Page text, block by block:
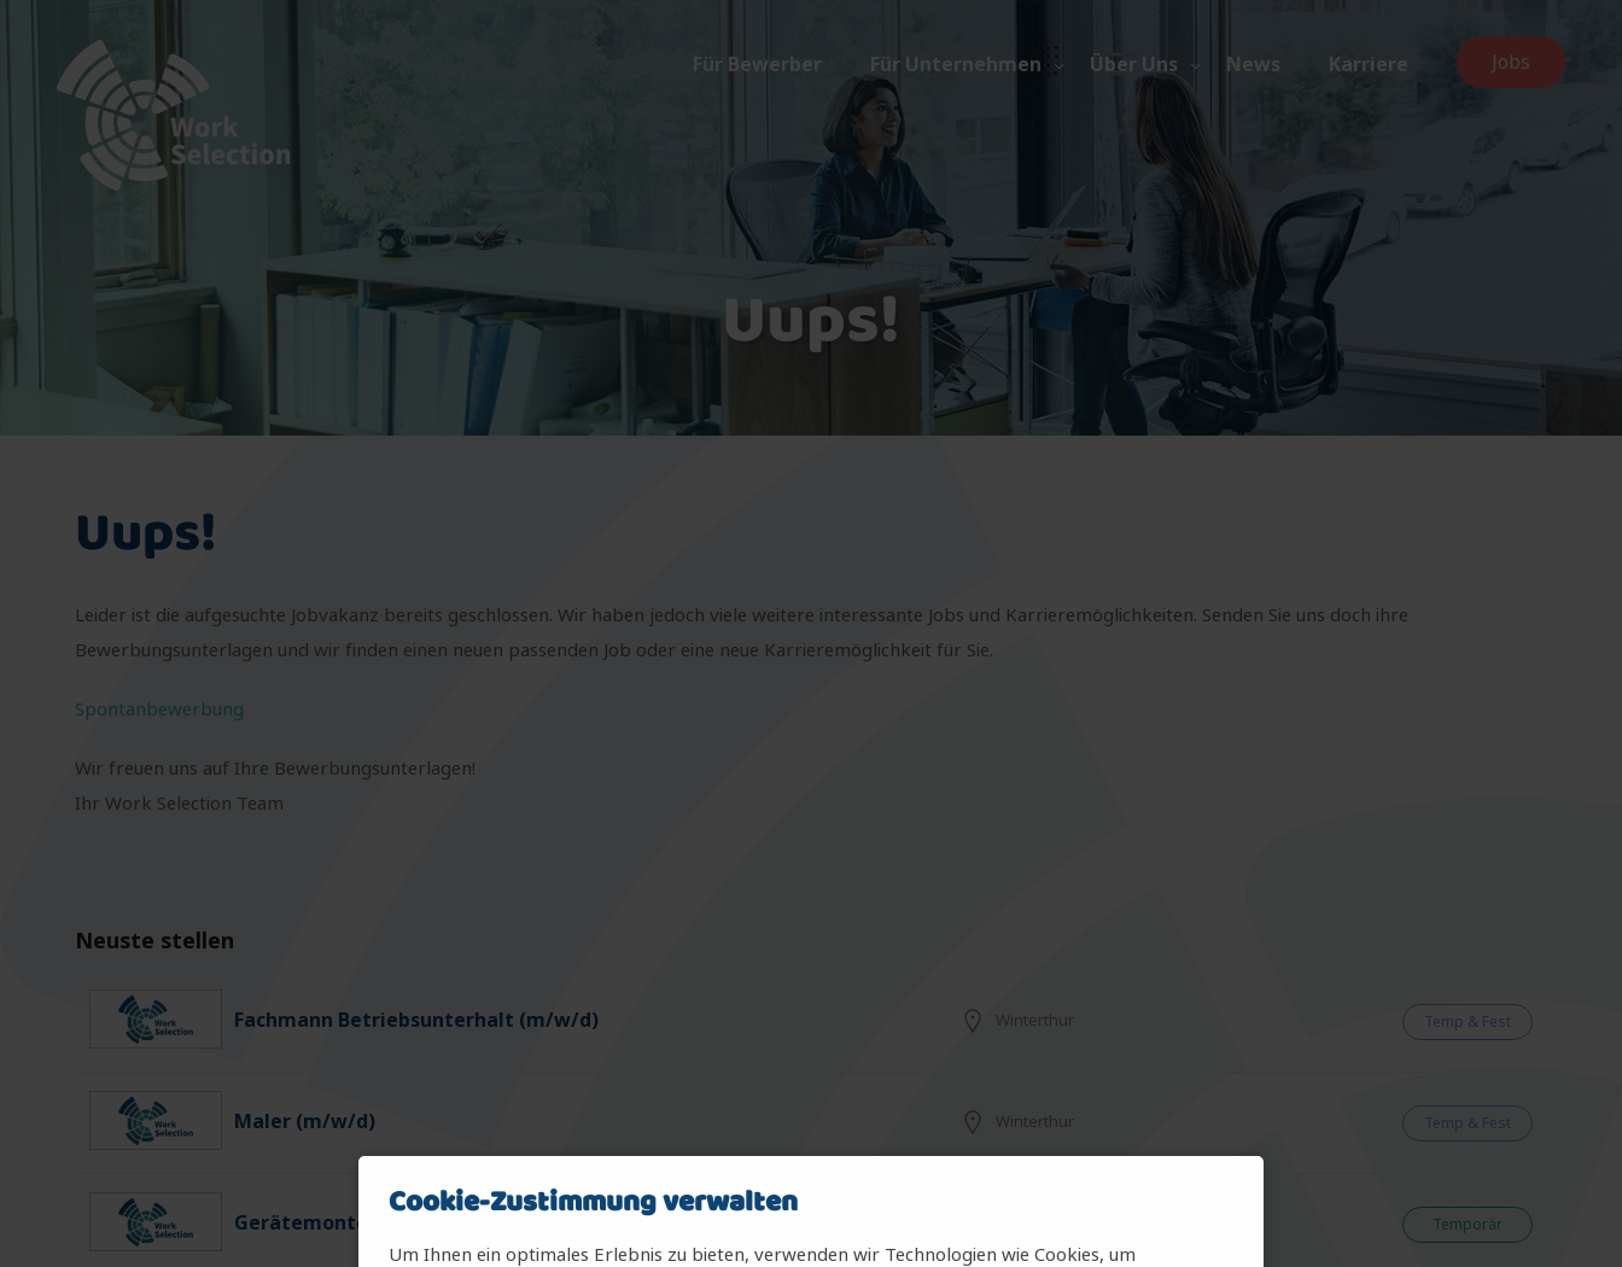
Jobs
Für Bewerber Für Unternehmen Über Uns News Karriere
Uups!
Uups!
Leider ist die aufgesuchte Jobvakanz bereits geschlossen. Wir haben jedoch viele weitere interessante Jobs und Karrieremöglichkeiten. Senden Sie uns doch ihre
Bewerbungsunterlagen und wir finden einen neuen passenden Job oder eine neue Karrieremöglichkeit für Sie.
Spontanbewerbung
Wir freuen uns auf Ihre Bewerbungsunterlagen!
Ihr Work Selection Team
Neuste stellen
Fachmann Betriebsunterhalt (m/w/d) Winterthur Temp & Fest
Maler (m/w/d) Winterthur Temp & Fest
Gerätemonteur für Diagnosesysteme - MedTech (m/w/d) Temporär
Cookie-Zustimmung verwalten
Um Ihnen ein optimales Erlebnis zu bieten, verwenden wir Technologien wie Cookies, um